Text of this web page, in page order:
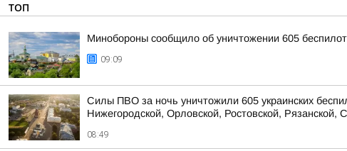
ТОП
Минобороны сообщило об уничтожении 605
09:09
Силы ПВО за ночь уничтожили 605 украинских
Нижегородской, Орловской, Ростовской, Рязанской,
08:49